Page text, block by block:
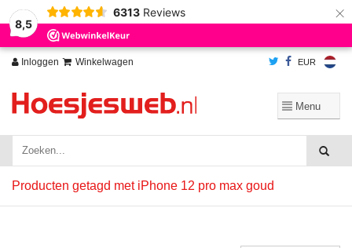
8,5
6313 Reviews ×
Inloggen Winkelwagen EUR
Producten getagd met iPhone 12 pro max goud
Wij slaan cookies op om onze website te verbeteren. Is dat akkoord?
Ja
Nee